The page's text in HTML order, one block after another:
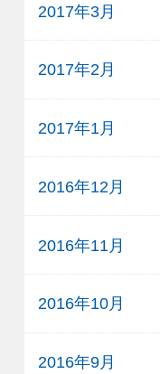
2017年3月
2017年2月
2017年1月
2016年12月
2016年11月
2016年10月
2016年9月